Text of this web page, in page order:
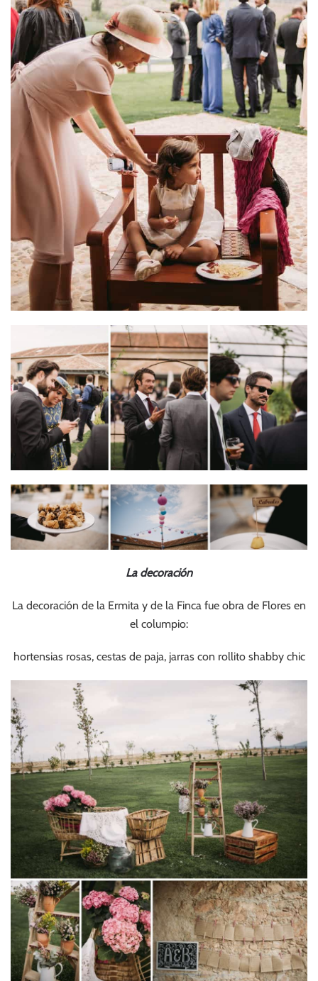
La decoración
La decoración de la Ermita y de la Finca fue obra de Flores en
el columpio:
hortensias rosas, cestas de paja, jarras con rollito shabby chic